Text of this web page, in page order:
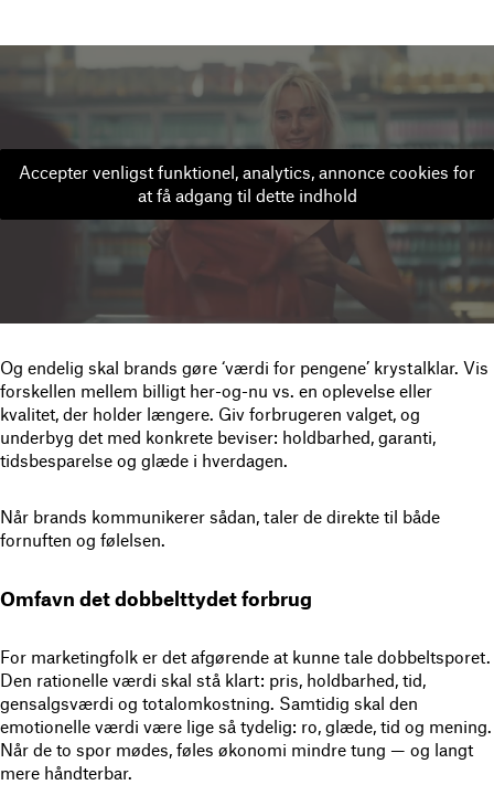
Accepter venligst funktionel, analytics, annonce cookies for
at få adgang til dette indhold
Og endelig skal brands gøre ‘værdi for pengene’ krystalklar. Vis
forskellen mellem billigt her-og-nu vs. en oplevelse eller
kvalitet, der holder længere. Giv forbrugeren valget, og
underbyg det med konkrete beviser: holdbarhed, garanti,
tidsbesparelse og glæde i hverdagen.
Når brands kommunikerer sådan, taler de direkte til både
fornuften og følelsen.
Omfavn det dobbelttydet forbrug
For marketingfolk er det afgørende at kunne tale dobbeltsporet.
Den rationelle værdi skal stå klart: pris, holdbarhed, tid,
gensalgsværdi og totalomkostning. Samtidig skal den
emotionelle værdi være lige så tydelig: ro, glæde, tid og mening.
Når de to spor mødes, føles økonomi mindre tung — og langt
mere håndterbar.